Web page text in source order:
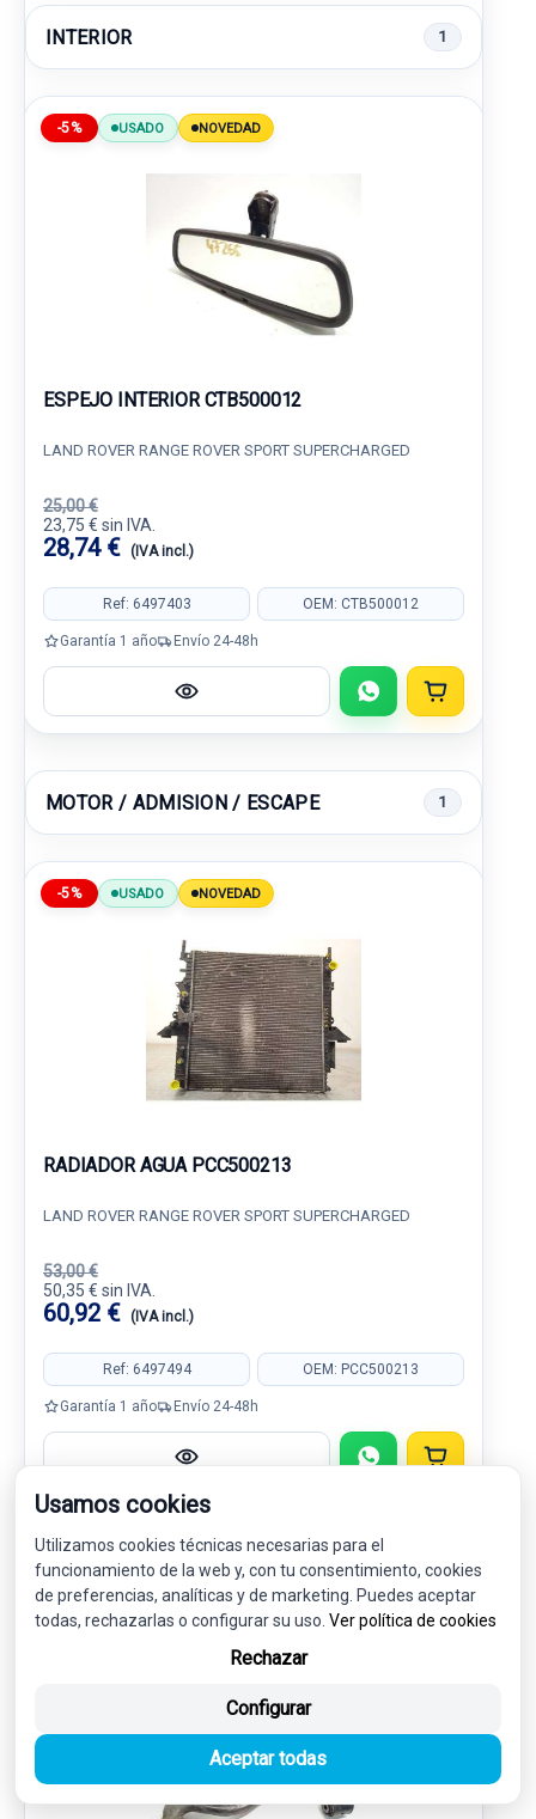
INTERIOR 1
-5% USADO NOVEDAD
ESPEJO INTERIOR CTB500012
LAND ROVER RANGE ROVER SPORT SUPERCHARGED
25,00 €
23,75 € sin IVA.
28,74 € (IVA incl.)
Ref: 6497403 OEM: CTB500012
Garantía 1 año Envío 24-48h
MOTOR / ADMISION / ESCAPE 1
-5% USADO NOVEDAD
RADIADOR AGUA PCC500213
LAND ROVER RANGE ROVER SPORT SUPERCHARGED
53,00 €
50,35 € sin IVA.
60,92 € (IVA incl.)
Ref: 6497494 OEM: PCC500213
Garantía 1 año Envío 24-48h
SUSPENSION / FRENOS 5
NOVEDAD
Usamos cookies
Utilizamos cookies técnicas necesarias para el
funcionamiento de la web y, con tu consentimiento, cookies
de preferencias, analíticas y de marketing. Puedes aceptar
todas, rechazarlas o configurar su uso. Ver política de cookies
Rechazar
Configurar
Aceptar todas